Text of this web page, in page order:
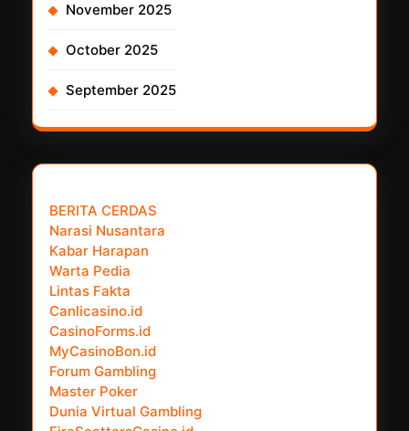
November 2025
October 2025
September 2025
BERITA CERDAS
Narasi Nusantara
Kabar Harapan
Warta Pedia
Lintas Fakta
Canlicasino.id
CasinoForms.id
MyCasinoBon.id
Forum Gambling
Master Poker
Dunia Virtual Gambling